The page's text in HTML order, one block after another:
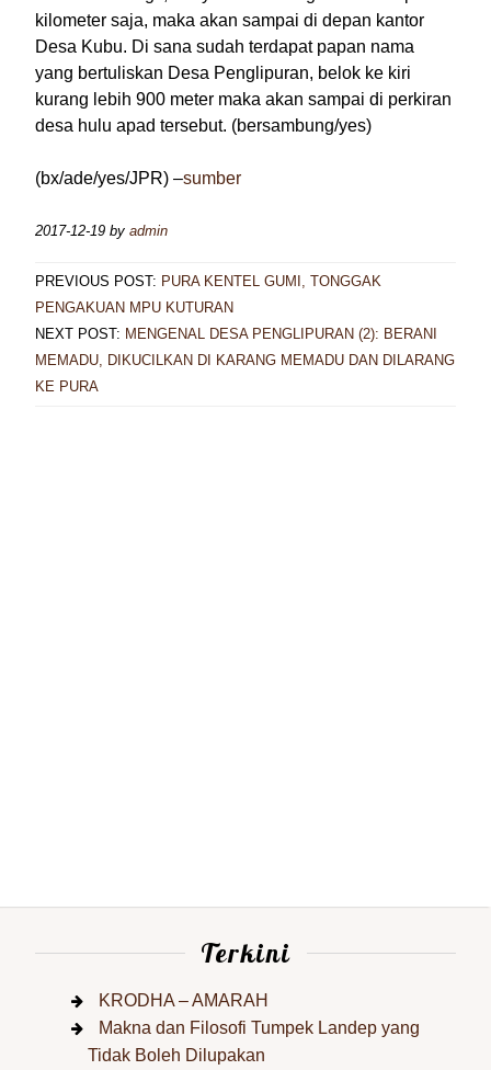
kilometer saja, maka akan sampai di depan kantor
Desa Kubu. Di sana sudah terdapat papan nama
yang bertuliskan Desa Penglipuran, belok ke kiri
kurang lebih 900 meter maka akan sampai di perkiran
desa hulu apad tersebut. (bersambung/yes)
(bx/ade/yes/JPR) –sumber
2017-12-19 by admin
PREVIOUS POST: PURA KENTEL GUMI, TONGGAK
PENGAKUAN MPU KUTURAN
NEXT POST: MENGENAL DESA PENGLIPURAN (2): BERANI
MEMADU, DIKUCILKAN DI KARANG MEMADU DAN DILARANG
KE PURA
Terkini
KRODHA – AMARAH
Makna dan Filosofi Tumpek Landep yang
Tidak Boleh Dilupakan